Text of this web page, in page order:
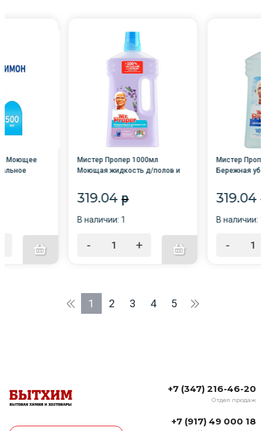
Моющее
Мистер Пропер 1000мл
Моющая жидкость д/полов и
спокойствие /12/
319.04 p
В наличии: 1
- +
Мистер
Бережная
319.04
В наличии:
-
1 2 3 4 5
+7 (347) 216-46-20
Отдел продаж
+7 (917) 49 000 18